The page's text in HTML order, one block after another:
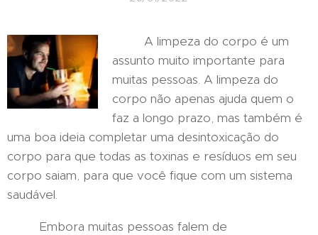
A limpeza do corpo é um
assunto muito importante para
muitas pessoas. A limpeza do
corpo não apenas ajuda quem o
faz a longo prazo, mas também é
uma boa ideia completar uma desintoxicação do
corpo para que todas as toxinas e resíduos em seu
corpo saiam, para que você fique com um sistema
saudável.
Embora muitas pessoas falem de